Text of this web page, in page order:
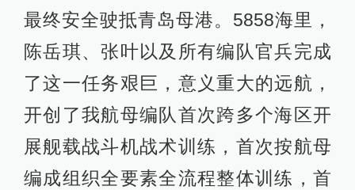
最终安全驶抵青岛母港。5858海里，
陈岳琪、张叶以及所有编队官兵完成
了这一任务艰巨，意义重大的远航，
开创了我航母编队首次跨多个海区开
展舰载战斗机战术训练，首次按航母
编成组织全要素全流程整体训练，首